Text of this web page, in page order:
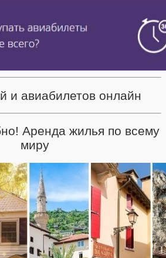
и авиабилетов онлайн
Аренда жилья по всему
миру